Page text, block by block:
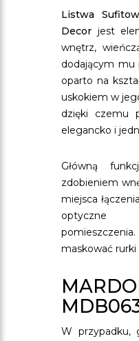
Listwa
Decor​ jest
wnętrz,
dodającym mu
oparto na
uskokiem w
dzięki czemu
elegancko i
Główną
zdobieniem
miejsca
optyczne
maskować rurki
W przypadku,